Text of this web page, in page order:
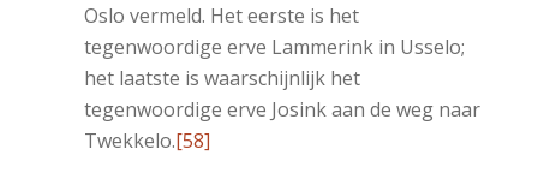
Oslo vermeld. Het eerste is het
tegenwoordige erve Lammerink in Usselo;
het laatste is waarschijnlijk het
tegenwoordige erve Josink aan de weg naar
Twekkelo.[58]